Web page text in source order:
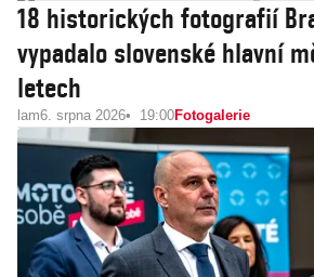
18 historických fotografií
vypadalo slovenské hlavní
letech
lam6. srpna 2026 19:00Fotogalerie